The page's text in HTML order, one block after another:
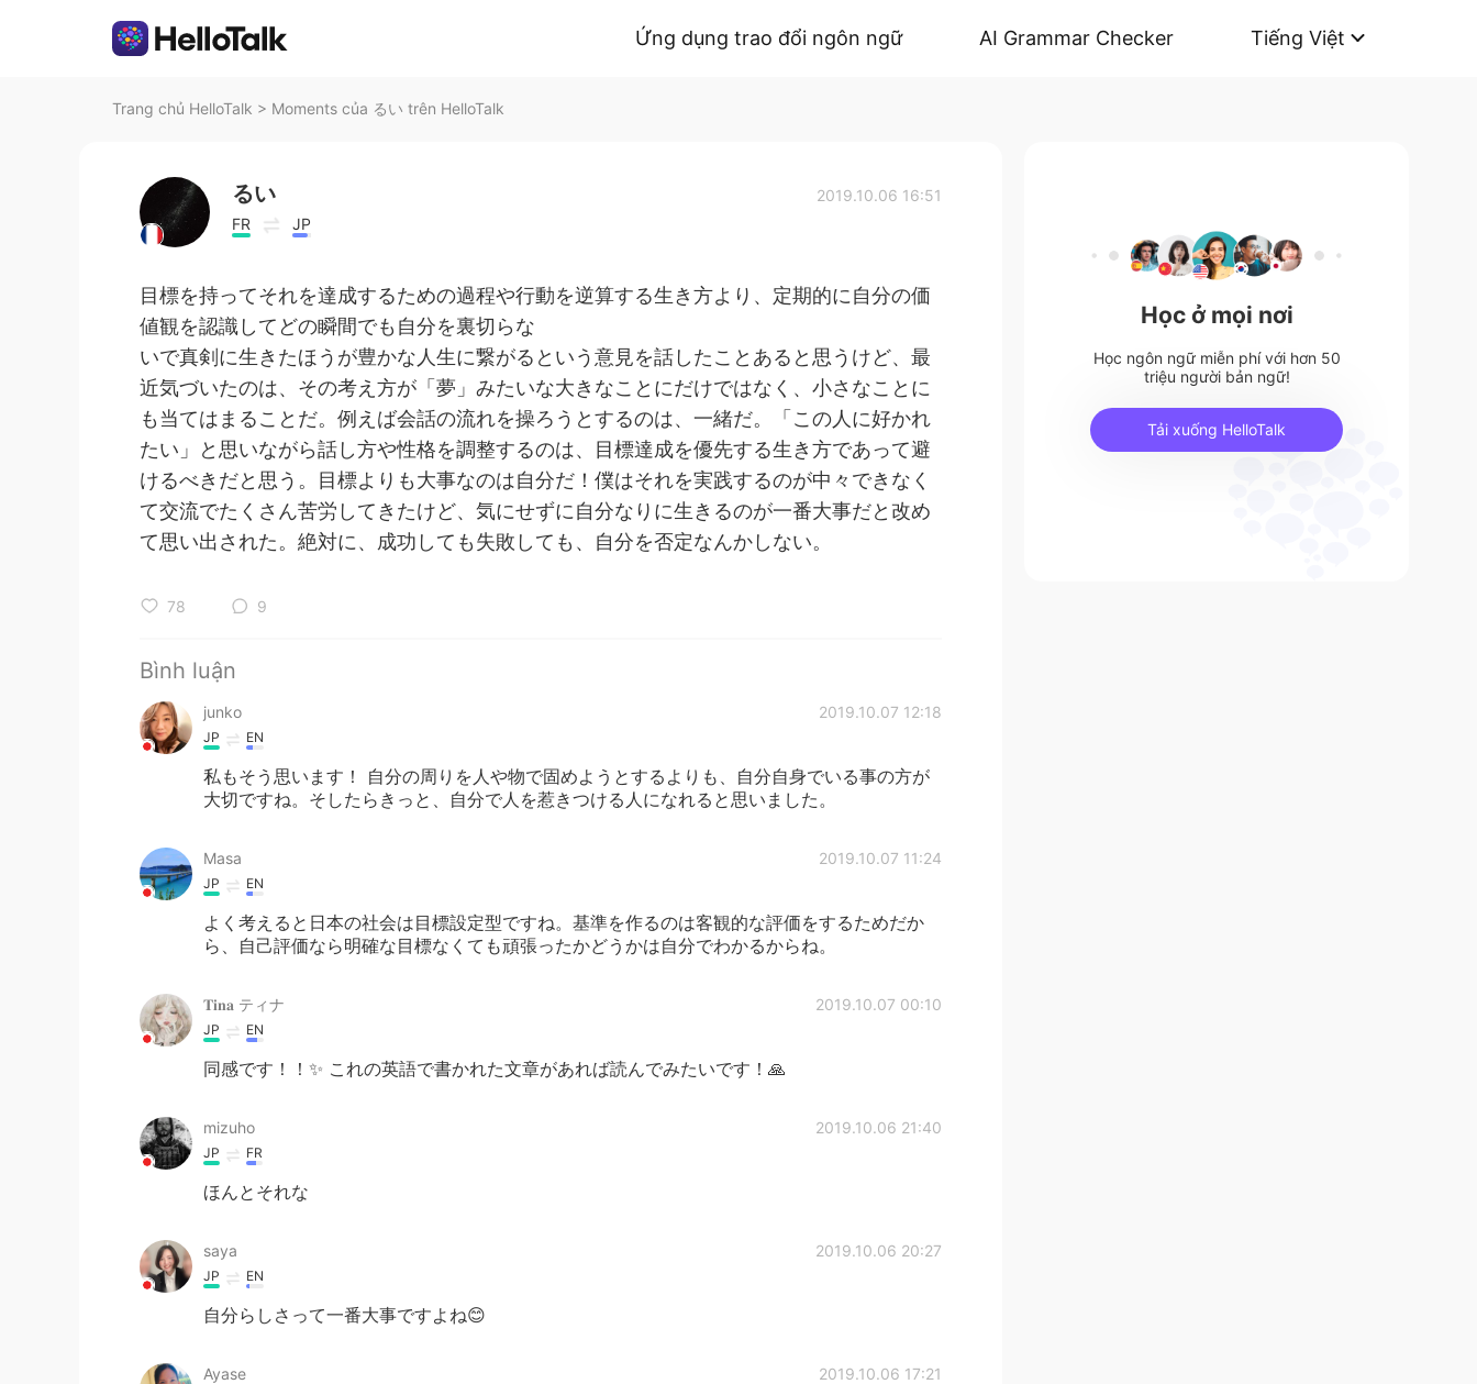
Ứng dụng trao đổi ngôn ngữ AI Grammar Checker Tiếng Việt
Trang chủ HelloTalk > Moments của るい trên HelloTalk
るい
FR JP
2019.10.06 16:51
目標を持ってそれを達成するための過程や行動を逆算する生き方より、定期的に自分の価
値観を認識してどの瞬間でも自分を裏切らな
いで真剣に生きたほうが豊かな人生に繋がるという意見を話したことあると思うけど、最
近気づいたのは、その考え方が「夢」みたいな大きなことにだけではなく、小さなことに
も当てはまることだ。例えば会話の流れを操ろうとするのは、一緒だ。「この人に好かれ
たい」と思いながら話し方や性格を調整するのは、目標達成を優先する生き方であって避
けるべきだと思う。目標よりも大事なのは自分だ！僕はそれを実践するのが中々できなく
て交流でたくさん苦労してきたけど、気にせずに自分なりに生きるのが一番大事だと改め
て思い出された。絶対に、成功しても失敗しても、自分を否定なんかしない。
78 9
Bình luận
junko 2019.10.07 12:18
JP EN
私もそう思います！ 自分の周りを人や物で固めようとするよりも、自分自身でいる事の方が
大切ですね。そしたらきっと、自分で人を惹きつける人になれると思いました。
Masa 2019.10.07 11:24
JP EN
よく考えると日本の社会は目標設定型ですね。基準を作るのは客観的な評価をするためだか
ら、自己評価なら明確な目標なくても頑張ったかどうかは自分でわかるからね。
𝐓𝐢𝐧𝐚 ティナ 2019.10.07 00:10
JP EN
同感です！！✨ これの英語で書かれた文章があれば読んでみたいです！🙏
mizuho 2019.10.06 21:40
JP FR
ほんとそれな
saya 2019.10.06 20:27
JP EN
自分らしさって一番大事ですよね😊
Ayase 2019.10.06 17:21
Học ở mọi nơi
Học ngôn ngữ miễn phí với hơn 50
triệu người bản ngữ!
Tải xuống HelloTalk